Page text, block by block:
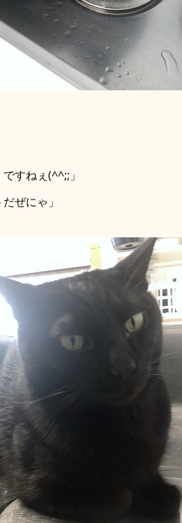
すねぇ(^^;;」
ぜにゃ」